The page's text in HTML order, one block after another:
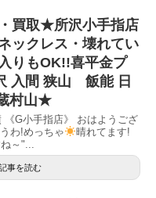
買取★所沢小手指店
ックレス・壊れてい
りもOK!!喜平金プ
入間 狭山 飯能 日
村山★
《G小手指店》 おはようござ
わ!めっちゃ
晴れてます!
～"...
事を読む